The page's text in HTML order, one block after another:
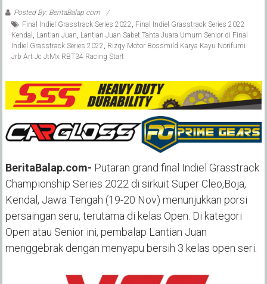
Posted By: BeritaBalap.com
Final Indiel Grasstrack Series 2022, Final Indiel Grasstrack Series 2022
Kendal , Lantian Juan, Lantian Juan Sabet Tahta Juara Umum Senior di Final
Indiel Grasstrack Series 2022, Rizqy Motor Bossmild Karya Kayu Norifumi
Jrb Art Jc JtMx RBT34 Racing Start
BeritaBalap.com- Putaran grand final Indiel Grasstrack
Championship Series 2022 di sirkuit Super Cleo,Boja,
Kendal, Jawa Tengah (19-20 Nov) menunjukkan porsi
persaingan seru, terutama di kelas Open. Di kategori
Open atau Senior ini, pembalap Lantian Juan
menggebrak dengan menyapu bersih 3 kelas open seri.